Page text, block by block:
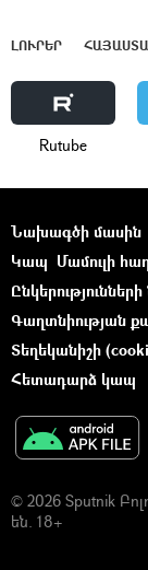
ԼՈՒՐԵՐ
Rutube
Նախագծի մասին
Կապ Մամուլի
Ընկերությունների
Գաղտնիության
Տեղեկանիշի
Հետադարձ կապ
© 2026 Sputnik
են. 18+